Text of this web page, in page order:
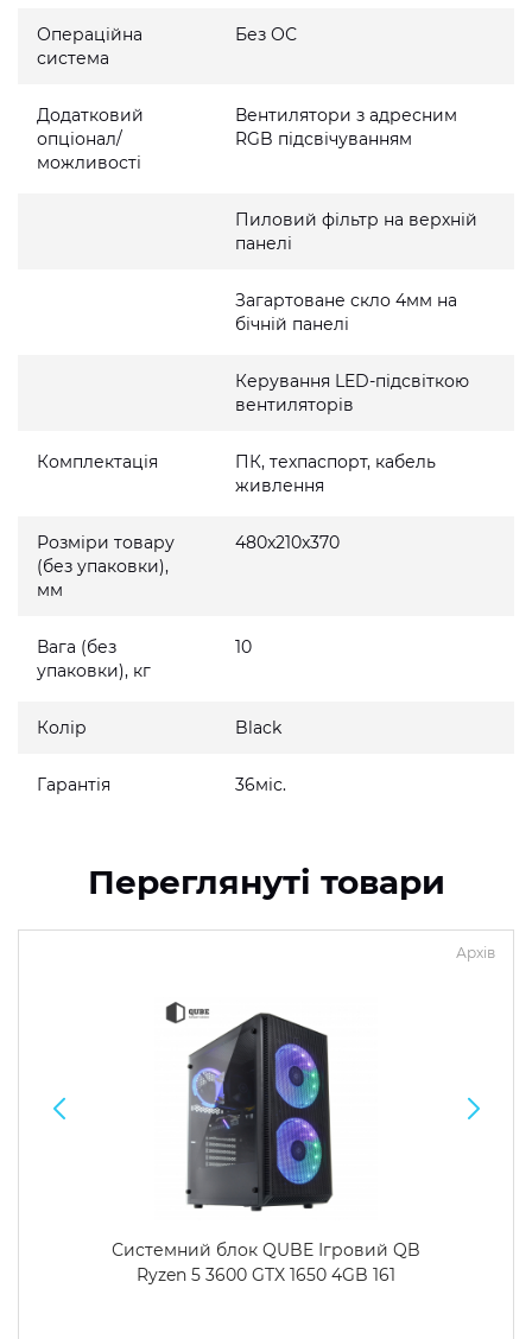
Операційна
система
Без ОС
Додатковий
опціонал/
можливості
Вентилятори з адресним
RGB підсвічуванням
Пиловий фільтр на верхній
панелі
Загартоване скло 4мм на
бічній панелі
Керування LED-підсвіткою
вентиляторів
Комплектація
ПК, техпаспорт, кабель
живлення
Розміри товару
(без упаковки),
мм
480x210x370
Вага (без
упаковки), кг
10
Колір Black
Гарантія 36міс.
Переглянуті товари
Архів
Системний блок QUBE Ігровий QB
Ryzen 5 3600 GTX 1650 4GB 161